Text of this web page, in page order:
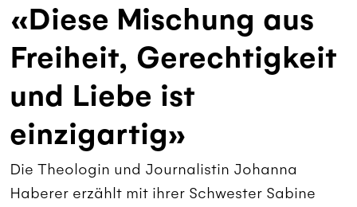
«Diese Mischung aus
Freiheit, Gerechtigkeit
und Liebe ist
einzigartig»
Die Theologin und Journalistin Johanna
Haberer erzählt mit ihrer Schwester Sabine